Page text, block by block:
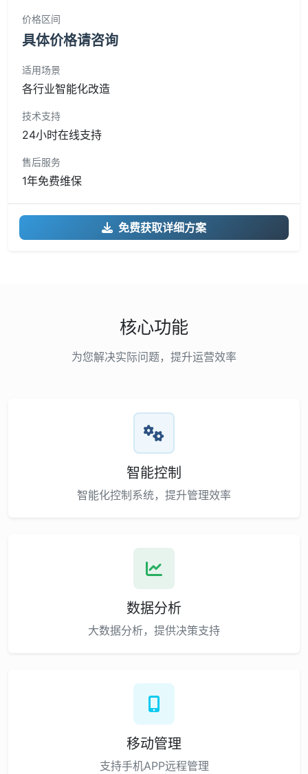
价格区间
具体价格请咨询
适用场景
各行业智能化改造
技术支持
24小时在线支持
售后服务
1年免费维保
免费获取详细方案
核心功能
为您解决实际问题，提升运营效率
智能控制
智能化控制系统，提升管理效率
数据分析
大数据分析，提供决策支持
移动管理
支持手机APP远程管理